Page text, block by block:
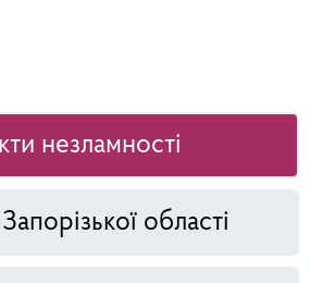
незламності
області